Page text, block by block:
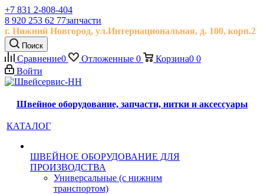
+7 831 2-808-404
8 920 253 62 77запчасти
г. Нижний Новгород, ул.Интернациональная, д. 100, корп.2
Поиск
Сравнение0 Отложенные 0 Корзина0 0
Войти
Швейное оборудование, запчасти, нитки и аксессуары
КАТАЛОГ
ШВЕЙНОЕ ОБОРУДОВАНИЕ ДЛЯ
ПРОИЗВОДСТВА
Универсальные (с нижним
транспортом)